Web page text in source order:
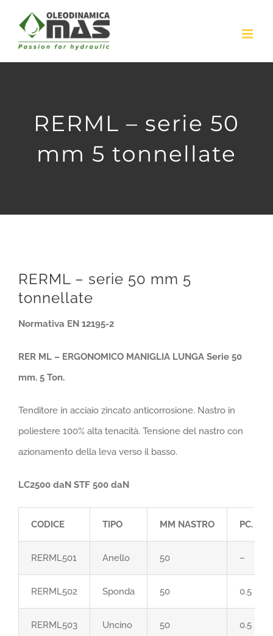
content
RERML – serie 50
mm 5 tonnellate
RERML – serie 50 mm 5
tonnellate
Normativa EN 12195-2
RER ML – ERGONOMICO MANIGLIA LUNGA Serie 50
mm. 5 Ton.
Tenditore in acciaio zincato anticorrosione. Nastro in
poliestere 100% alta tenacità. Tensione del nastro con
azionamento della leva verso il basso.
LC2500 daN STF 500 daN
CODICE TIPO MM NASTRO PC. MT
RERML501 Anello 50 –
RERML502 Sponda 50 0.5
RERML503 Uncino 50 0.5